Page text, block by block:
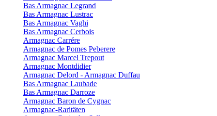
Bas Armagnac Legrand
Bas Armagnac Lustrac
Bas Armagnac Vaghi
Bas Armagnac Cerbois
Armagnac Carrére
Armagnac de Pomes Peberere
Armagnac Marcel Trepout
Armagnac Montdidier
Armagnac Delord - Armagnac Duffau
Bas Armagnac Laubade
Bas Armagnac Darroze
Armagnac Baron de Cygnac
Armagnac-Raritäten